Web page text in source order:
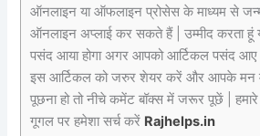
ऑनलाइन या ऑफलाइन प्रोसेस के माध्यम से
ऑनलाइन अप्लाई कर सकते हैं | उम्मीद करता
पसंद आया होगा अगर आपको आर्टिकल पसंद आए
इस आर्टिकल को जरुर शेयर करें और आपके मन
पूछना हो तो नीचे कमेंट बॉक्स में जरूर पूछें |
गूगल पर हमेशा सर्च करें Rajhelps.in